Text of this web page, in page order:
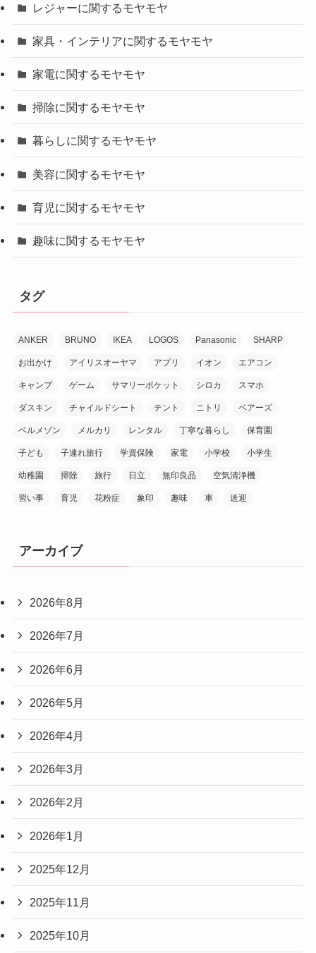
レジャーに関するモヤモヤ
家具・インテリアに関するモヤモヤ
家電に関するモヤモヤ
掃除に関するモヤモヤ
暮らしに関するモヤモヤ
美容に関するモヤモヤ
育児に関するモヤモヤ
趣味に関するモヤモヤ
タグ
ANKER BRUNO IKEA LOGOS Panasonic SHARP
お出かけ アイリスオーヤマ アプリ イオン エアコン
キャンプ ゲーム サマリーポケット シロカ スマホ
ダスキン チャイルドシート テント ニトリ ベアーズ
ベルメゾン メルカリ レンタル 丁寧な暮らし 保育園
子ども 子連れ旅行 学資保険 家電 小学校 小学生
幼稚園 掃除 旅行 日立 無印良品 空気清浄機
習い事 育児 花粉症 象印 趣味 車 送迎
アーカイブ
2026年8月
2026年7月
2026年6月
2026年5月
2026年4月
2026年3月
2026年2月
2026年1月
2025年12月
2025年11月
2025年10月